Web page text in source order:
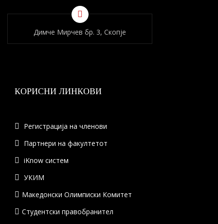
Димче Мирчев бр. 3, Скопје
КОРИСНИ ЛИНКОВИ
Регистрација на членови
Партнери на факултетот
iKnow систем
УКИМ
Македонски Олимписки Комитет
Студентски правобранител